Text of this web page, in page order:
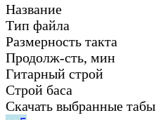
Название
Тип файла
Размерность такта
Продолж-сть, мин
Гитарный строй
Строй баса
Скачать выбранные табы